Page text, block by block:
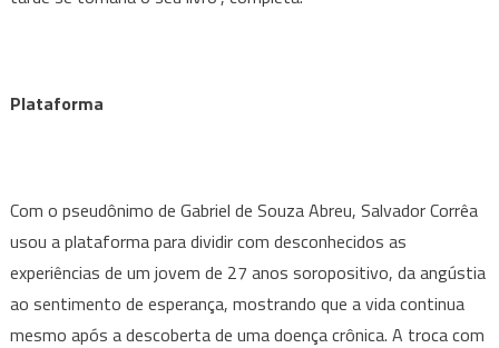
Plataforma
Com o pseudônimo de Gabriel de Souza Abreu, Salvador Corrêa
usou a plataforma para dividir com desconhecidos as
experiências de um jovem de 27 anos soropositivo, da angústia
ao sentimento de esperança, mostrando que a vida continua
mesmo após a descoberta de uma doença crônica. A troca com